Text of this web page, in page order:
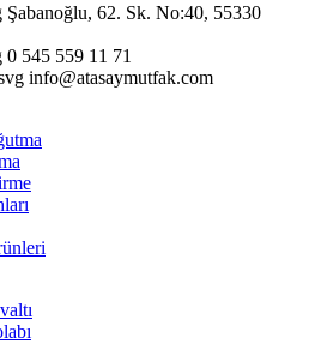
Şabanoğlu, 62. Sk. No:40, 55330
0 545 559 11 71
info@atasaymutfak.com